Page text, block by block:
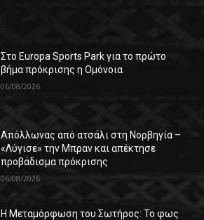
Στο Europa Sports Park για το πρώτο
βήμα πρόκρισης η Ομόνοια
06/08/2026
Απόλλωνας από ατσάλι στη Νορβηγία –
«Λύγισε» την Μπραν και απέκτησε
προβάδισμα πρόκρισης
06/08/2026
Η Μεταμόρφωση του Σωτήρος: Το φως